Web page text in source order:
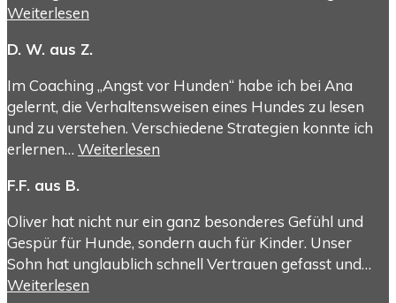
Weiterlesen
D. W. aus Z.
Im Coaching „Angst vor Hunden“ habe ich bei Ana
gelernt, die Verhaltensweisen eines Hundes zu lesen
und zu verstehen. Verschiedene Strategien konnte ich
erlernen… Weiterlesen
F.F. aus B.
Oliver hat nicht nur ein ganz besonderes Gefühl und
Gespür für Hunde, sondern auch für Kinder. Unser
Sohn hat unglaublich schnell Vertrauen gefasst und…
Weiterlesen